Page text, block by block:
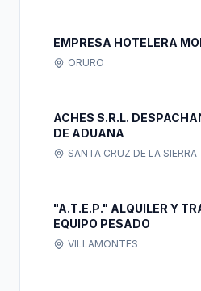
EMPRESA HOTELERA
ORURO
ACHES S.R.L.
DE ADUANA
SANTA CRUZ DE LA SIERRA
"A.T.E.P." ALQUILER Y
EQUIPO PESADO
VILLAMONTES